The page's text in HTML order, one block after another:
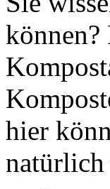
können?
hier
natürlich